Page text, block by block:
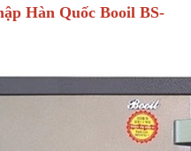
Hàn Quốc Booil BS-